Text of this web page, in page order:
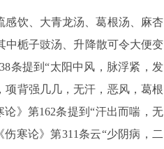
感饮、大青龙汤、葛根汤、麻杏
栀子豉汤、升降散可令大便变
条提到“太阳中风，脉浮紧，发
项背强几几，无汗，恶风，葛根
》第162条提到“汗出而喘，无
寒论》第311条云“少阴病，二